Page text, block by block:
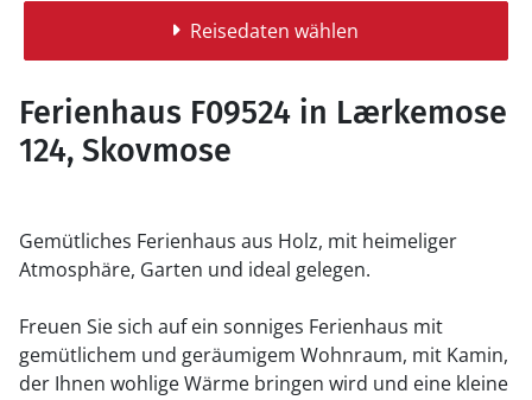
Reisedaten wählen
Ferienhaus F09524 in Lærkemose
124, Skovmose
Gemütliches Ferienhaus aus Holz, mit heimeliger
Atmosphäre, Garten und ideal gelegen.
Freuen Sie sich auf ein sonniges Ferienhaus mit
gemütlichem und geräumigem Wohnraum, mit Kamin,
der Ihnen wohlige Wärme bringen wird und eine kleine